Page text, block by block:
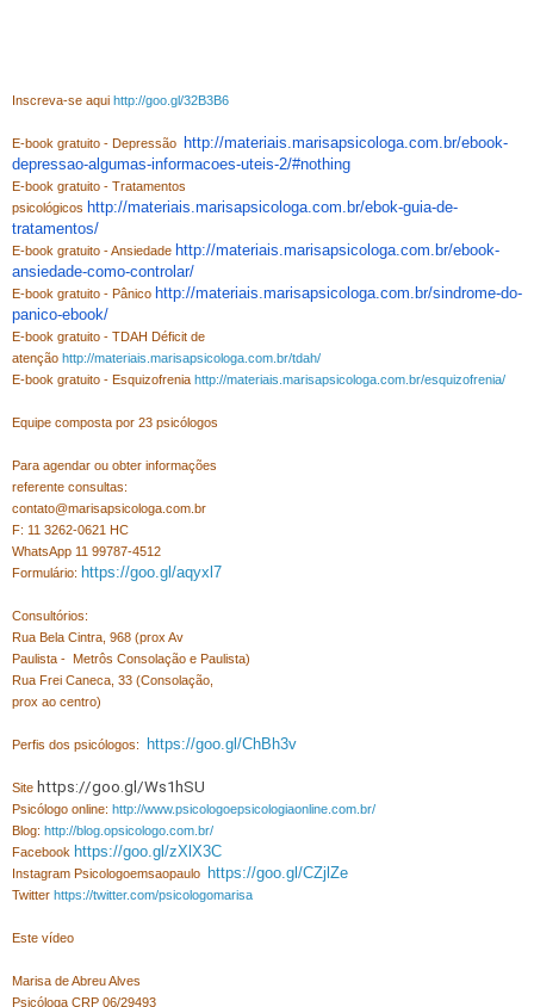
Inscreva-se aqui http://goo.gl/32B3B6
E-book gratuito - Depressão
http://materiais.marisapsicologa.com.br/ebook-
depressao-algumas-informacoes-uteis-2/#nothing
E-book gratuito - Tratamentos
psicológicos http://materiais.marisapsicologa.com.br/ebok-guia-de-
tratamentos/
E-book gratuito - Ansiedade http://materiais.marisapsicologa.com.br/ebook-
ansiedade-como-controlar/
E-book gratuito - Pânico http://materiais.marisapsicologa.com.br/sindrome-do-
panico-ebook/
E-book gratuito - TDAH Déficit de
atenção http://materiais.marisapsicologa.com.br/tdah/
E-book gratuito - Esquizofrenia http://materiais.marisapsicologa.com.br/esquizofrenia/
Equipe composta por 23 psicólogos
Para agendar ou obter informações
referente consultas:
contato@marisapsicologa.com.br
F: 11 3262-0621 HC
WhatsApp 11 99787-4512
Formulário: https://goo.gl/aqyxl7
Consultórios:
Rua Bela Cintra, 968 (prox Av
Paulista - Metrôs Consolação e Paulista)
Rua Frei Caneca, 33 (Consolação,
prox ao centro)
Perfis dos psicólogos: https://goo.gl/ChBh3v
Site https://goo.gl/Ws1hSU
Psicólogo online: http://www.psicologoepsicologiaonline.com.br/
Blog: http://blog.opsicologo.com.br/
Facebook https://goo.gl/zXlX3C
Instagram Psicologoemsaopaulo https://goo.gl/CZjlZe
Twitter https://twitter.com/psicologomarisa
Este vídeo
Marisa de Abreu Alves
Psicóloga CRP 06/29493